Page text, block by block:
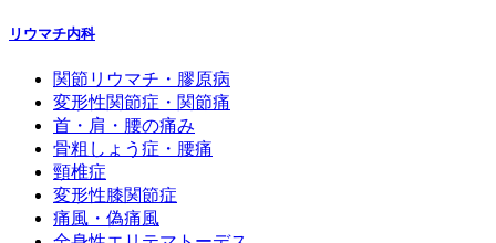
リウマチ内科
関節リウマチ・膠原病
変形性関節症・関節痛
首・肩・腰の痛み
骨粗しょう症・腰痛
頸椎症
変形性膝関節症
痛風・偽痛風